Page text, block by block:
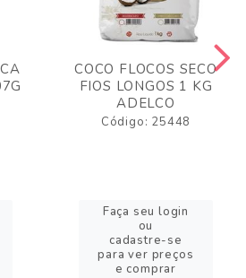
COCO FLOCOS SECO
FIOS LONGOS 1 KG
ADELCO
Código: 25448
Faça seu login
ou
cadastre-se
para ver preços
e comprar